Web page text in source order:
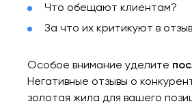
Что обещают клиентам?
За что их критикуют в
Особое внимание уделите
Негативные отзывы о
золотая жила для вашего